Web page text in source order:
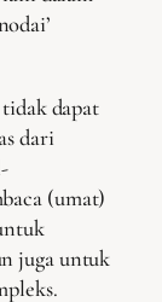
dapat
dari
(umat)
juga untuk